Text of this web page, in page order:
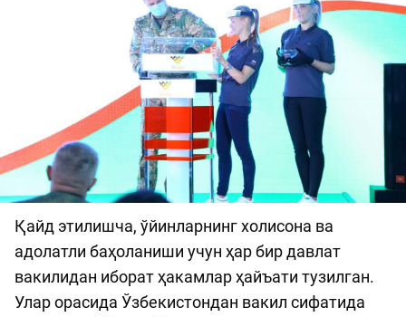
Қайд этилишча, ўйинларнинг холисона ва
адолатли баҳоланиши учун ҳар бир давлат
вакилидан иборат ҳакамлар ҳайъати тузилган.
Улар орасида Ўзбекистондан вакил сифатида